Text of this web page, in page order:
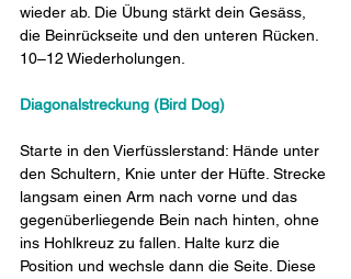
wieder ab. Die Übung stärkt dein Gesäss,
die Beinrückseite und den unteren Rücken.
10–12 Wiederholungen.
Diagonalstreckung (Bird Dog)
Starte in den Vierfüsslerstand: Hände unter
den Schultern, Knie unter der Hüfte. Strecke
langsam einen Arm nach vorne und das
gegenüberliegende Bein nach hinten, ohne
ins Hohlkreuz zu fallen. Halte kurz die
Position und wechsle dann die Seite. Diese